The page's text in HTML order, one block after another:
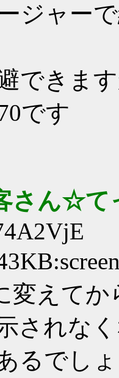
ジャー
できま
です
さん☆て
変えて
されな
るでし